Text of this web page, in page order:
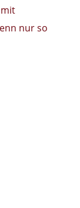
nur so